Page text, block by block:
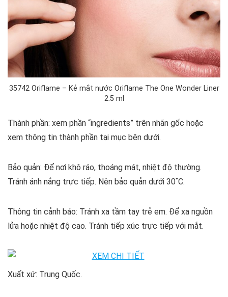
35742 Oriflame – Kẻ mắt nước Oriflame The One Wonder Liner
2.5 ml
Thành phần: xem phần “ingredients” trên nhãn gốc hoặc
xem thông tin thành phần tại mục bên dưới.
Bảo quản: Để nơi khô ráo, thoáng mát, nhiệt độ thường.
Tránh ánh nắng trực tiếp. Nên bảo quản dưới 30˚C.
Thông tin cảnh báo: Tránh xa tầm tay trẻ em. Để xa nguồn
lửa hoặc nhiệt độ cao. Tránh tiếp xúc trực tiếp với mắt.
Xuất xứ: Trung Quốc.